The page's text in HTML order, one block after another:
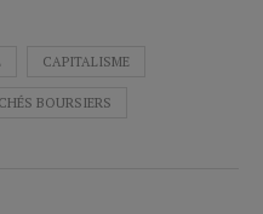
CAPITALISME
BOURSIERS